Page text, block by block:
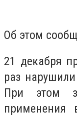
Об этом
21 декабря
раз
При этом
применения